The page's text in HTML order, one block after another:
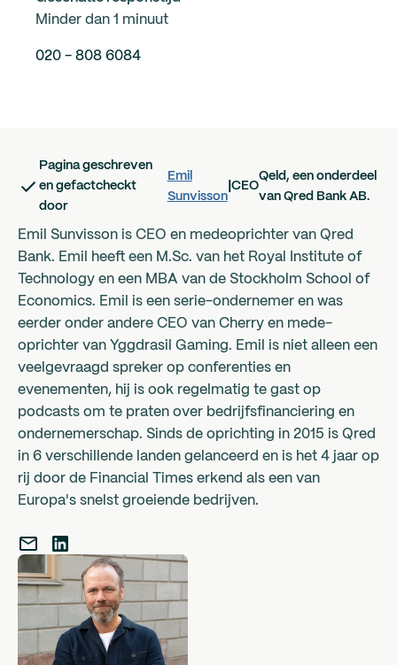
aflossingsbedrag. Zodoende weet een ondernemer
verborgen kosten of ingewikkelde rentetarieven.
financiering te regelen via traditionele banken. Ze
worden afgekeurd, omdat het leenbedrag te laag is of
krijgen te maken met een wekenlang proces. Daarom
We hebben geïnvesteerd in een modern online
systeem dat volledig onafhankelijk is van dure
kantoren en handmatige tussenstappen. Door
gegevens uit honderden bronnen te analyseren,
kunnen we een aanvraag direct beoordelen en snel
schakelen. Geen ander bedrijf verleent en keert
bedrijfsleningen sneller uit dan Qeld. Ons team is
tevens servicegericht en maakt zakelijk lenen
begrijpelijk en inzichtelijk.
Minder dan 1 minuut
020 - 808 6084
Pagina geschreven
en gefactcheckt
door
Emil
Sunvisson
CEO
Qeld, een onderdeel
van Qred Bank AB.
Emil Sunvisson is CEO en medeoprichter van Qred
Bank. Emil heeft een M.Sc. van het Royal Institute of
Technology en een MBA van de Stockholm School of
Economics. Emil is een serie-ondernemer en was
eerder onder andere CEO van Cherry en mede-
oprichter van Yggdrasil Gaming. Emil is niet alleen een
veelgevraagd spreker op conferenties en
evenementen, hij is ook regelmatig te gast op
podcasts om te praten over bedrijfsfinanciering en
ondernemerschap. Sinds de oprichting in 2015 is Qred
in 6 verschillende landen gelanceerd en is het 4 jaar op
rij door de Financial Times erkend als een van
Europa's snelst groeiende bedrijven.